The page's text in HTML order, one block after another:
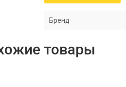
Бренд
товары